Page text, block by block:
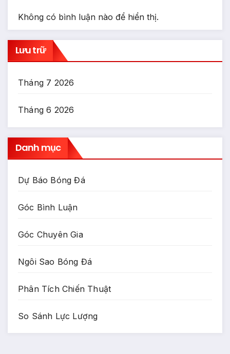
Không có bình luận nào để hiển thị.
Lưu trữ
Tháng 7 2026
Tháng 6 2026
Danh mục
Dự Báo Bóng Đá
Góc Bình Luận
Góc Chuyên Gia
Ngôi Sao Bóng Đá
Phân Tích Chiến Thuật
So Sánh Lực Lượng